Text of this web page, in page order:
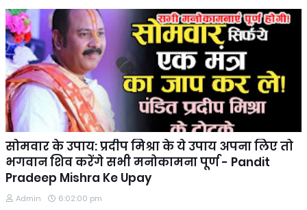
सोमवार के उपाय: प्रदीप मिश्रा के ये उपाय अपना लिए तो
भगवान शिव करेंगे सभी मनोकामना पूर्ण - Pandit
Pradeep Mishra Ke Upay
Admin 6:02:00 pm